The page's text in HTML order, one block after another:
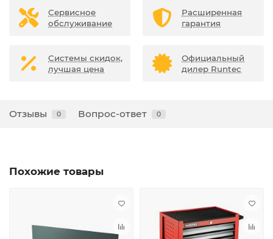
Сервисное
обслуживание
Расширенная
гарантия
Системы скидок,
лучшая цена
Официальный
дилер Runtec
Отзывы 0 Вопрос-ответ 0
Похожие товары